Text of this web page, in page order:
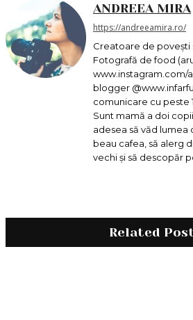
ANDREEA MIRA
https://andreeamira.ro/
Creatoare de povești
Fotografă de food
www.instagram.com/
blogger
comunicare cu peste
Sunt mamă a doi
adesea să văd lumea
beau cafea, să alerg
vechi și să descopăr
Related